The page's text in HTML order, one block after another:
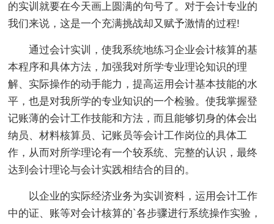
的实训就要在今天画上圆满的句号了。对于会计专业的
我们来说，这是一个充满挑战却又赋予激情的过程!
通过会计实训，使我系统地练习企业会计核算的基
本程序和具体方法，加强我对所学专业理论知识的理
解、实际操作的动手能力，提高运用会计基本技能的水
平，也是对我所学的专业知识的一个检验。使我掌握登
记账薄的会计工作技能和方法，而且能够切身的体会出
纳员、材料核算员、记账员等会计工作岗位的具体工
作，从而对所学理论有一个较系统、完整的认识，最终
达到会计理论与会计实践相结合的目的。
以企业的实际经济业务为实训资料，运用会计工作
中的证、账等对会计核算的`各步骤进行系统操作实验，